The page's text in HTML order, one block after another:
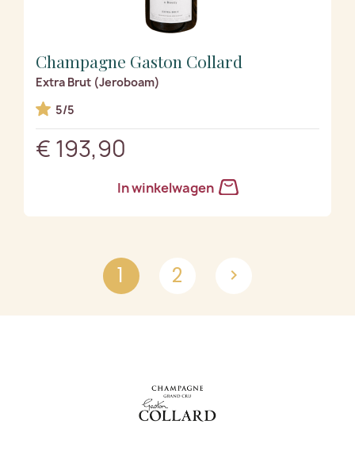
Champagne Gaston Collard
Extra Brut (Jeroboam)
5/5
€ 193,90
In winkelwagen
1 2 